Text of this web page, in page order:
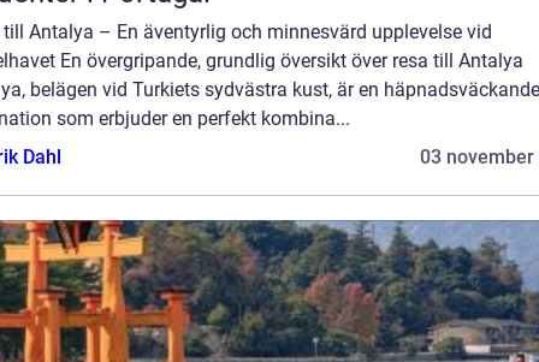
till Antalya – En äventyrlig och minnesvärd upplevelse vid
En övergripande, grundlig översikt över resa till Antalya
belägen vid Turkiets sydvästra kust, är en häpnadsväckande
som erbjuder en perfekt kombina...
Dahl
03 november